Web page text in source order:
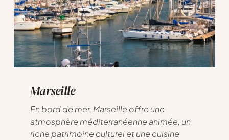
Marseille
En bord de mer, Marseille offre une
atmosphère méditerranéenne animée, un
riche patrimoine culturel et une cuisine